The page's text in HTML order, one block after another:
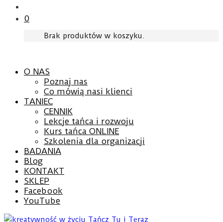
0
Brak produktów w koszyku.
O NAS
Poznaj nas
Co mówią nasi klienci
TANIEC
CENNIK
Lekcje tańca i rozwoju
Kurs tańca ONLINE
Szkolenia dla organizacji
BADANIA
Blog
KONTAKT
SKLEP
Facebook
YouTube